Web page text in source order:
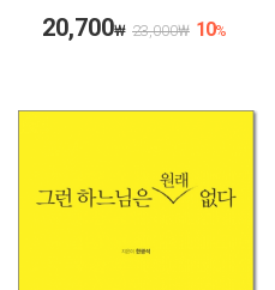
20,700₩ 23,000₩ 10%